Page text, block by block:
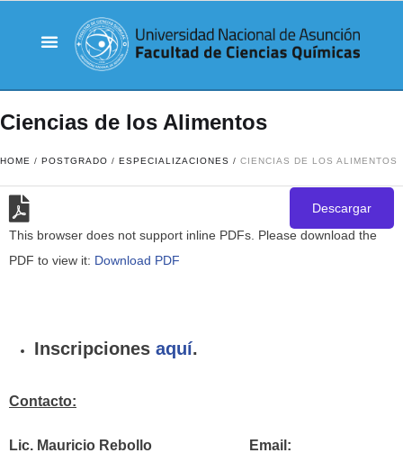
Ciencias de los Alimentos
HOME / POSTGRADO / ESPECIALIZACIONES / CIENCIAS DE LOS ALIMENTOS
Descargar
This browser does not support inline PDFs. Please download the
PDF to view it: Download PDF
Inscripciones aquí.
Contacto:
Lic. Mauricio Rebollo Email: